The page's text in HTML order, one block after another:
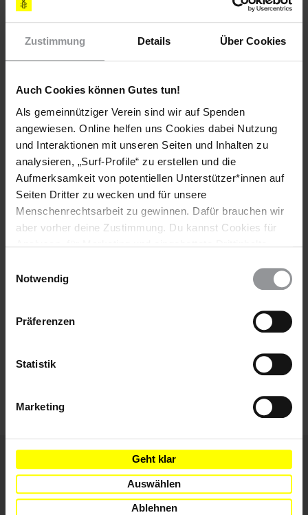
Zustimmung Details Über Cookies
Auch Cookies können Gutes tun!
Als gemeinnütziger Verein sind wir auf Spenden
angewiesen. Online helfen uns Cookies dabei Nutzung
und Interaktionen mit unseren Seiten und Inhalten zu
analysieren, „Surf-Profile“ zu erstellen und die
Aufmerksamkeit von potentiellen Unterstützer*innen auf
Seiten Dritter zu wecken und für unsere
Menschenrechtsarbeit zu gewinnen. Dafür brauchen wir
aber vorher deine Zustimmung. Du kannst Cookies für
wieder ändern. Diesen Banner kannst Du über den Link
Notwendig
Präferenzen
Statistik
Marketing
Geht klar
Auswählen
Ablehnen
Teile diesen Beitrag
Bleib informiert
Header
Text
Abonniere den Amnesty-Newsletter und mach dich
für die Menschenrechte stark!
Vorname
E-
Nutzungsbedingungen
gelesen und stimme